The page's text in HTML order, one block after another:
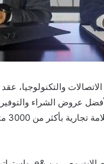
والتكنولوجيا،
عروض الشراء